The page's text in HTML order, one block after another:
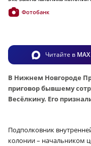
Фотобанк
Читайте в MAX
В Нижнем Новгороде
приговор бывшему
Весёлкину. Его
Подполковник
колонии – начальником